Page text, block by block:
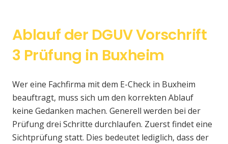
Ablauf der DGUV Vorschrift
3 Prüfung in Buxheim
Wer eine Fachfirma mit dem E-Check in Buxheim
beauftragt, muss sich um den korrekten Ablauf
keine Gedanken machen. Generell werden bei der
Prüfung drei Schritte durchlaufen. Zuerst findet eine
Sichtprüfung statt. Dies bedeutet lediglich, dass der